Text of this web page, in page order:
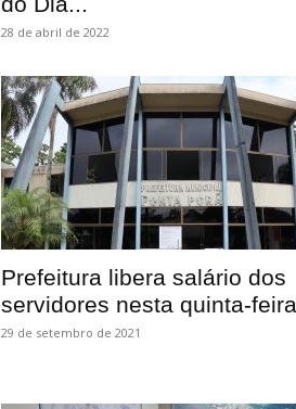
28 de abril de 2022
Prefeitura libera salário dos
servidores nesta quinta-feira
29 de setembro de 2021